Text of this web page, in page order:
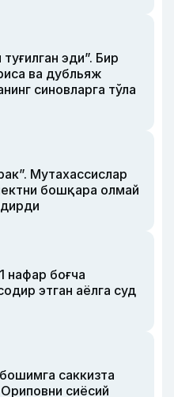
эди”. Бир
ва дубльяж
синовларга тўла
Мутахассислар
бошқара олмай
нафар боғча
этган аёлга суд
саккизта
сиёсий